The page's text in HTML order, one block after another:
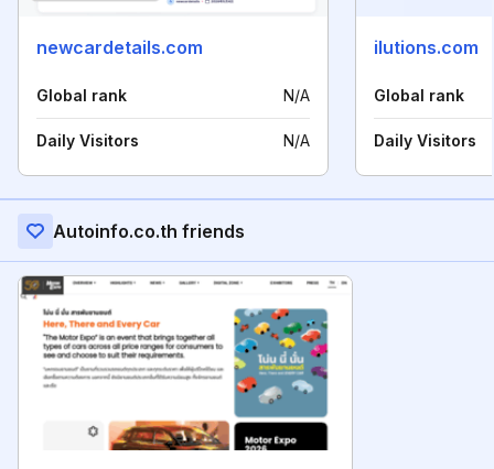
newcardetails.com
Global rank N/A
Daily Visitors N/A
ilutions.com
Global rank
Daily Visitors
Autoinfo.co.th friends